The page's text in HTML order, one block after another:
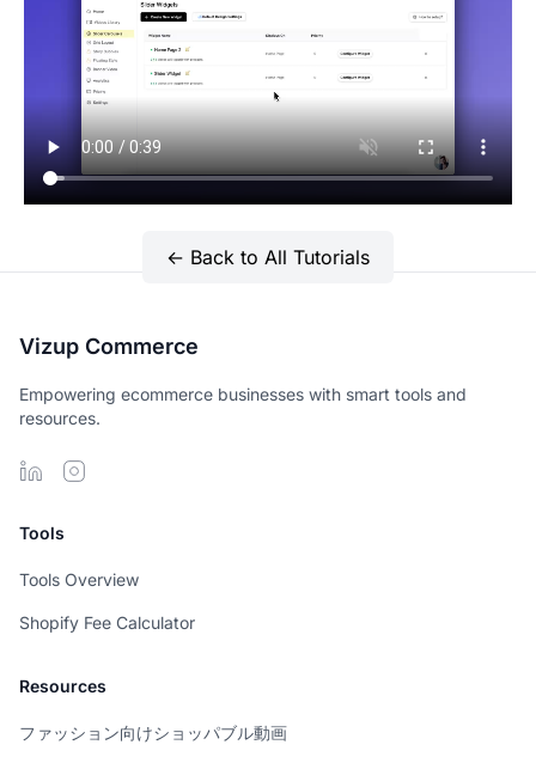
← Back to All Tutorials
Vizup Commerce
Empowering ecommerce businesses with smart tools and
resources.
Tools
Tools Overview
Shopify Fee Calculator
Resources
ファッション向けショッパブル動画